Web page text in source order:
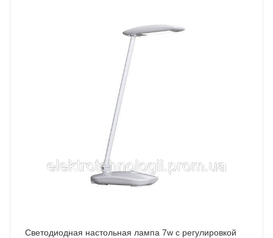
Светодиодная настольная лампа 7w с регулировкой